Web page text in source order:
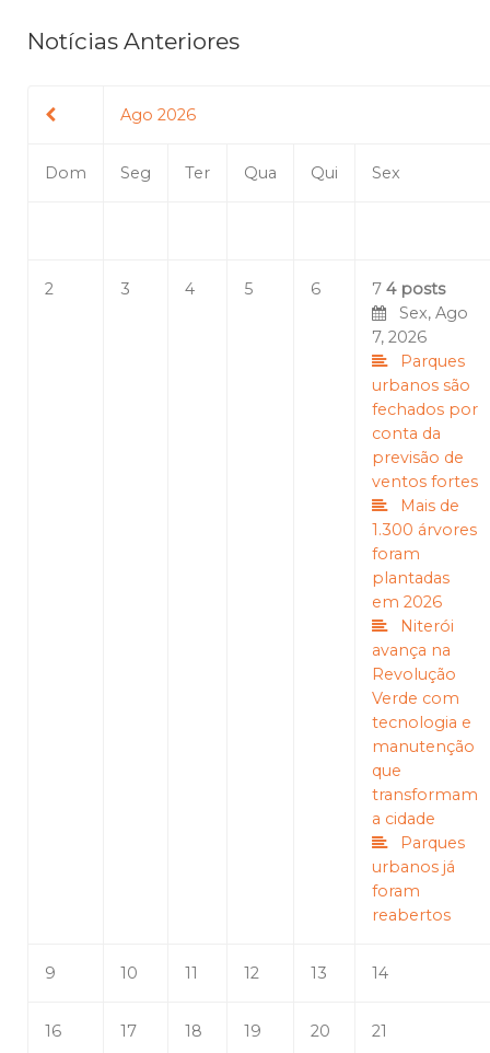
Notícias Anteriores
Ago 2026
Dom Seg Ter Qua Qui Sex
2 3 4 5 6 7 4 posts
Sex, Ago
7, 2026
Parques
urbanos são
fechados por
conta da
previsão de
ventos fortes
Mais de
1.300 árvores
foram
plantadas
em 2026
Niterói
avança na
Revolução
Verde com
tecnologia e
manutenção
que
transformam
a cidade
Parques
urbanos já
foram
reabertos
9 10 11 12 13 14
16 17 18 19 20 21